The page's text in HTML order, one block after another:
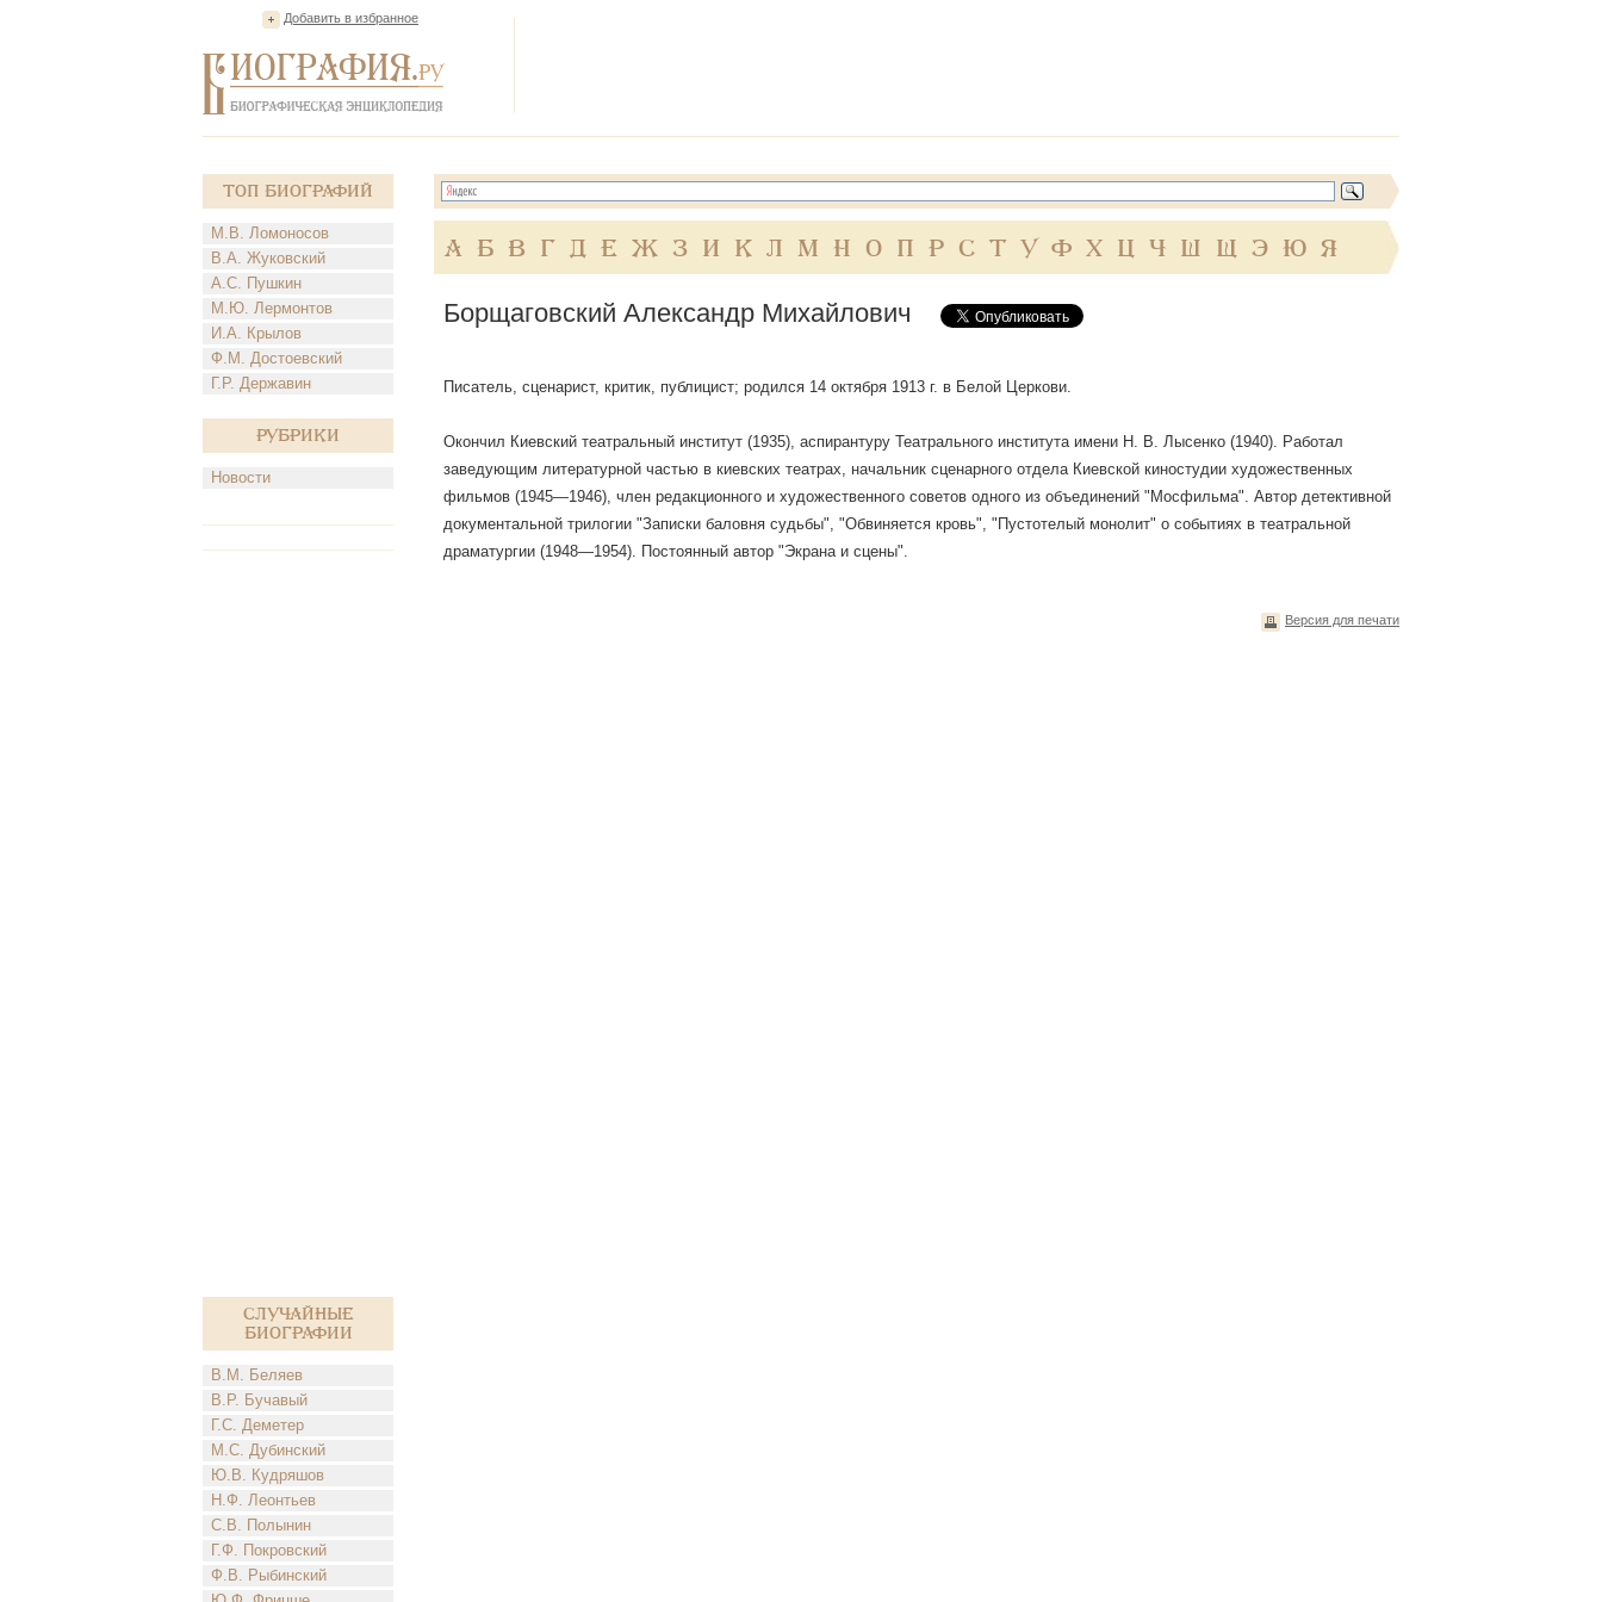
Добавить в избранное
Топ Биографий
М.В. Ломоносов
В.А. Жуковский
А.С. Пушкин
М.Ю. Лермонтов
И.А. Крылов
Ф.М. Достоевский
Г.Р. Державин
Рубрики
Новости
Случайные
биографии
В.М. Беляев
В.Р. Бучавый
Г.С. Деметер
М.С. Дубинский
Ю.В. Кудряшов
Н.Ф. Леонтьев
С.В. Полынин
Г.Ф. Покровский
Ф.В. Рыбинский
А Б В Г Д Е Ж З И К Л М Н О П Р С Т У Ф Х Ц Ч Ш Щ Э Ю Я
Борщаговский Александр Михайлович
Писатель, сценарист, критик, публицист; родился 14 октября 1913 г. в Белой Церкови.
Окончил Киевский театральный институт (1935), аспирантуру Театрального института имени Н. В. Лысенко (1940). Работал
заведующим литературной частью в киевских театрах, начальник сценарного отдела Киевской киностудии художественных
фильмов (1945—1946), член редакционного и художественного советов одного из объединений "Мосфильма". Автор детективной
документальной трилогии "Записки баловня судьбы", "Обвиняется кровь", "Пустотелый монолит" о событиях в театральной
драматургии (1948—1954). Постоянный автор "Экрана и сцены".
Версия для печати